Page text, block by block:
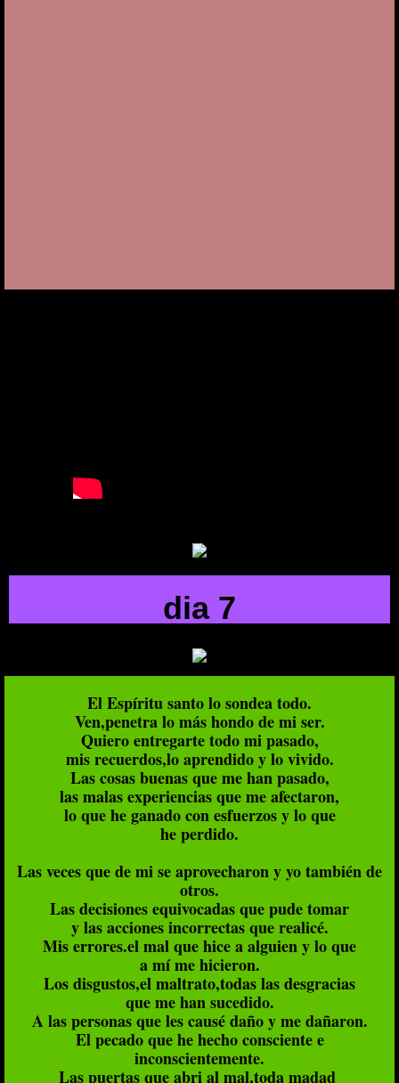
dia 7
El Espíritu santo lo sondea todo.
Ven,penetra lo más hondo de mi ser.
Quiero entregarte todo mi pasado,
mis recuerdos,lo aprendido y lo vivido.
Las cosas buenas que me han pasado,
las malas experiencias que me afectaron,
lo que he ganado con esfuerzos y lo que
he perdido.
Las veces que de mi se aprovecharon y yo también de
otros.
Las decisiones equivocadas que pude tomar
y las acciones incorrectas que realicé.
Mis errores.el mal que hice a alguien y lo que
a mí me hicieron.
Los disgustos,el maltrato,todas las desgracias
que me han sucedido.
A las personas que les causé daño y me dañaron.
El pecado que he hecho consciente e
inconscientemente.
Las puertas que abri al mal,toda madad